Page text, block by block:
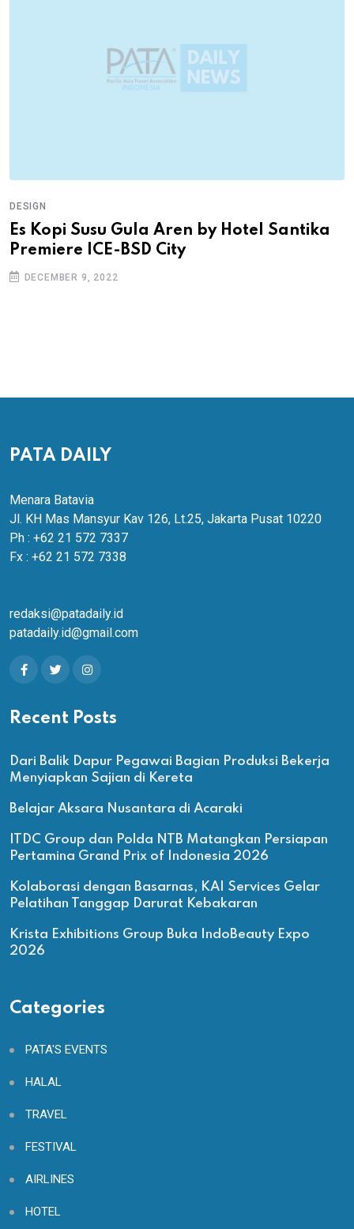
DESIGN
Es Kopi Susu Gula Aren by Hotel Santika
Premiere ICE-BSD City
DECEMBER 9, 2022
PATA DAILY
Menara Batavia
Jl. KH Mas Mansyur Kav 126, Lt.25, Jakarta Pusat 10220
Ph : +62 21 572 7337
Fx : +62 21 572 7338
redaksi@patadaily.id
patadaily.id@gmail.com
Recent Posts
Dari Balik Dapur Pegawai Bagian Produksi Bekerja
Menyiapkan Sajian di Kereta
Belajar Aksara Nusantara di Acaraki
ITDC Group dan Polda NTB Matangkan Persiapan
Pertamina Grand Prix of Indonesia 2026
Kolaborasi dengan Basarnas, KAI Services Gelar
Pelatihan Tanggap Darurat Kebakaran
Krista Exhibitions Group Buka IndoBeauty Expo
2026
Categories
PATA'S EVENTS
HALAL
TRAVEL
FESTIVAL
AIRLINES
HOTEL